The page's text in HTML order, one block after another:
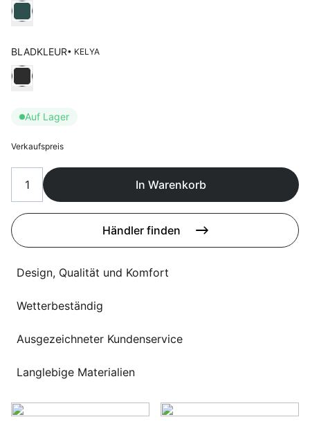
Sprachwahl
Wählen Kleur frame
BLADKLEUR• KELYA
Wählen Bladkleur
Auf Lager
Verkaufspreis
In Warenkorb
Händler finden
Design, Qualität und Komfort
Wetterbeständig
Ausgezeichneter Kundenservice
Langlebige Materialien